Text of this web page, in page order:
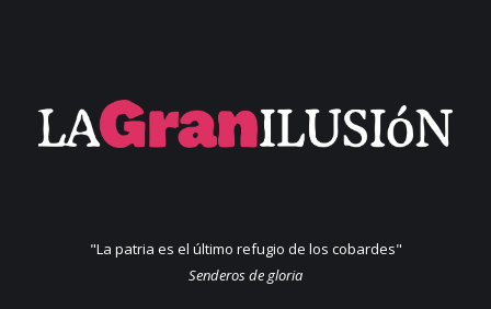
"La patria es el último refugio de los cobardes"
Senderos de gloria